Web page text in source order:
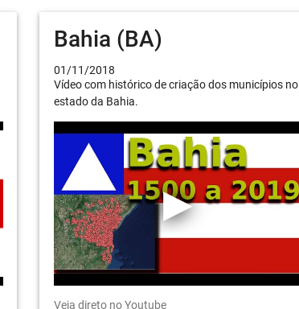
Bahia (BA)
01/11/2018
Vídeo com histórico de criação dos municípios no
estado da Bahia.
Veja direto no Youtube